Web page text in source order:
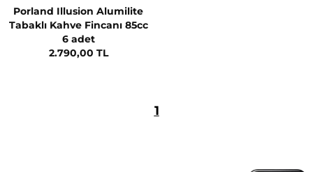
Porland Illusion Alumilite
Tabaklı Kahve Fincanı 85cc
6 adet
2.790,00 TL
1